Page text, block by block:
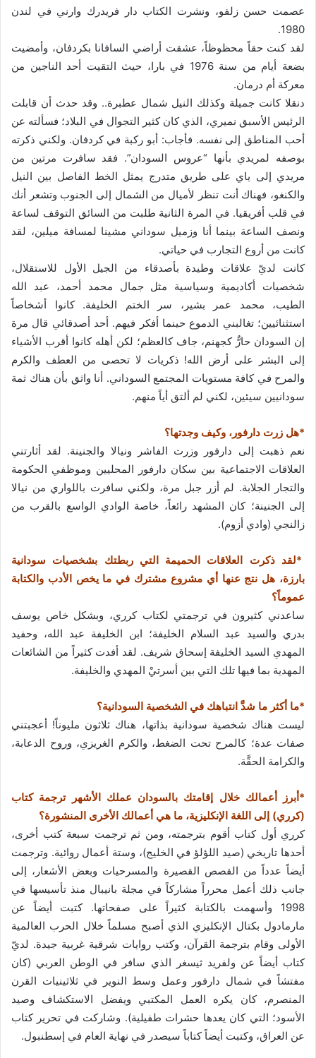
عصمت حسن زلفو، ونشرت الكتاب دار فريدرك وارني في لندن
1980.
لقد كنت حقاً محظوظاً، عشقت أراضي السافانا بكردفان، وأمضيت
بضعة أيام من سنة 1976 في بارا، حيث التقيت أحد الناجين من
معركة أم درمان.
دنقلا كانت جميلة وكذلك النيل شمال عطبرة.. وقد حدث أن قابلت
الرئيس الأسبق نميري، الذي كان كثير التجوال في البلاد؛ فسألته عن
أحب المناطق إلى نفسه. فأجاب: أبو ركبة في كردفان. ولكني ذكرته
بوصفه لمريدي بأنها “عروس السودان”. فقد سافرت مرتين من
مريدي إلى ياي على طريق متدرج يمثل الخط الفاصل بين النيل
والكنغو، فهناك أنت تنظر لأميال من الشمال إلى الجنوب وتشعر أنك
في قلب أفريقيا. في المرة الثانية طلبت من السائق التوقف لساعة
ونصف الساعة بينما أنا وزميل سوداني مشينا لمسافة ميلين، لقد
كانت من أروع التجارب في حياتي.
كانت لديّ علاقات وطيدة بأصدقاء من الجيل الأول للاستقلال،
شخصيات أكاديمية وسياسية مثل جمال محمد أحمد، عبد الله
الطيب، محمد عمر بشير، سر الختم الخليفة. كانوا أشخاصاً
استثنائيين؛ تغالبني الدموع حينما أفكر فيهم. أحد أصدقائي قال مرة
إن السودان حارٌّ كجهنم، جاف كالعظم؛ لكن أهله كانوا أقرب الأشياء
إلى البشر على أرض الله! ذكريات لا تحصى من العطف والكرم
والمرح في كافة مستويات المجتمع السوداني. أنا واثق بأن هناك ثمة
سودانيين سيئين، لكني لم ألتق أياً منهم.
*هل زرت دارفور، وكيف وجدتها؟
نعم ذهبت إلى دارفور وزرت الفاشر ونيالا والجنينة. لقد أثارتني
العلاقات الاجتماعية بين سكان دارفور المحليين وموظفي الحكومة
والتجار الجلابة. لم أزر جبل مرة، ولكني سافرت باللواري من نيالا
إلى الجنينة؛ كان المشهد رائعاً، خاصة الوادي الواسع بالقرب من
زالنجي (وادي أزوم).
*لقد ذكرت العلاقات الحميمة التي ربطتك بشخصيات سودانية
بارزة، هل نتج عنها أي مشروع مشترك في ما يخص الأدب والكتابة
عموماً؟
ساعدني كثيرون في ترجمتي لكتاب كرري، وبشكل خاص يوسف
بدري والسيد عبد السلام الخليفة؛ ابن الخليفة عبد الله، وحفيد
المهدي السيد الخليفة إسحاق شريف. لقد أفدت كثيراً من الشائعات
المهدية بما فيها تلك التي بين أسرتيْ المهدي والخليفة.
*ما أكثر ما شدَّ انتباهك في الشخصية السودانية؟
ليست هناك شخصية سودانية بذاتها، هناك ثلاثون مليوناً! أعجبتني
صفات عدة؛ كالمرح تحت الضغط، والكرم الغريزي، وروح الدعابة،
والكرامة الحقَّة.
*أبرز أعمالك خلال إقامتك بالسودان عملك الأشهر ترجمة كتاب
(كرري) إلى اللغة الإنكليزية، ما هي أعمالك الأخرى المنشورة؟
كرري أول كتاب أقوم بترجمته، ومن ثم ترجمت سبعة كتب أخرى،
أحدها تاريخي (صيد اللؤلؤ في الخليج)، وستة أعمال روائية. وترجمت
أيضاً عدداً من القصص القصيرة والمسرحيات وبعض الأشعار، إلى
جانب ذلك أعمل محرراً مشاركاً في مجلة بانيبال منذ تأسيسها في
1998 وأسهمت بالكتابة كثيراً على صفحاتها. كتبت أيضاً عن
مارمادول بكتال الإنكليزي الذي أصبح مسلماً خلال الحرب العالمية
الأولى وقام بترجمة القرآن، وكتب روايات شرقية غربية جيدة. لديّ
كتاب أيضاً عن ولفريد ثيسغر الذي سافر في الوطن العربي (كان
مفتشاً في شمال دارفور وعمل وسط النوير في ثلاثينيات القرن
المنصرم، كان يكره العمل المكتبي ويفضل الاستكشاف وصيد
الأسود؛ التي كان يعدها حشرات طفيلية). وشاركت في تحرير كتاب
عن العراق، وكتبت أيضاً كتاباً سيصدر في نهاية العام في إسطنبول.